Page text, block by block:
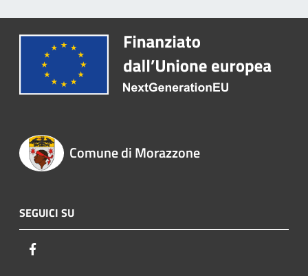
Comune di Morazzone
SEGUICI SU